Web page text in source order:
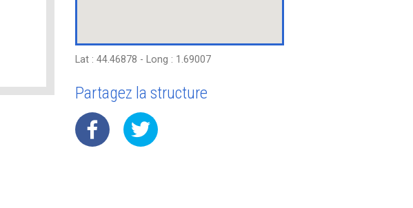
Lat : 44.46878 - Long : 1.69007
Partagez la structure